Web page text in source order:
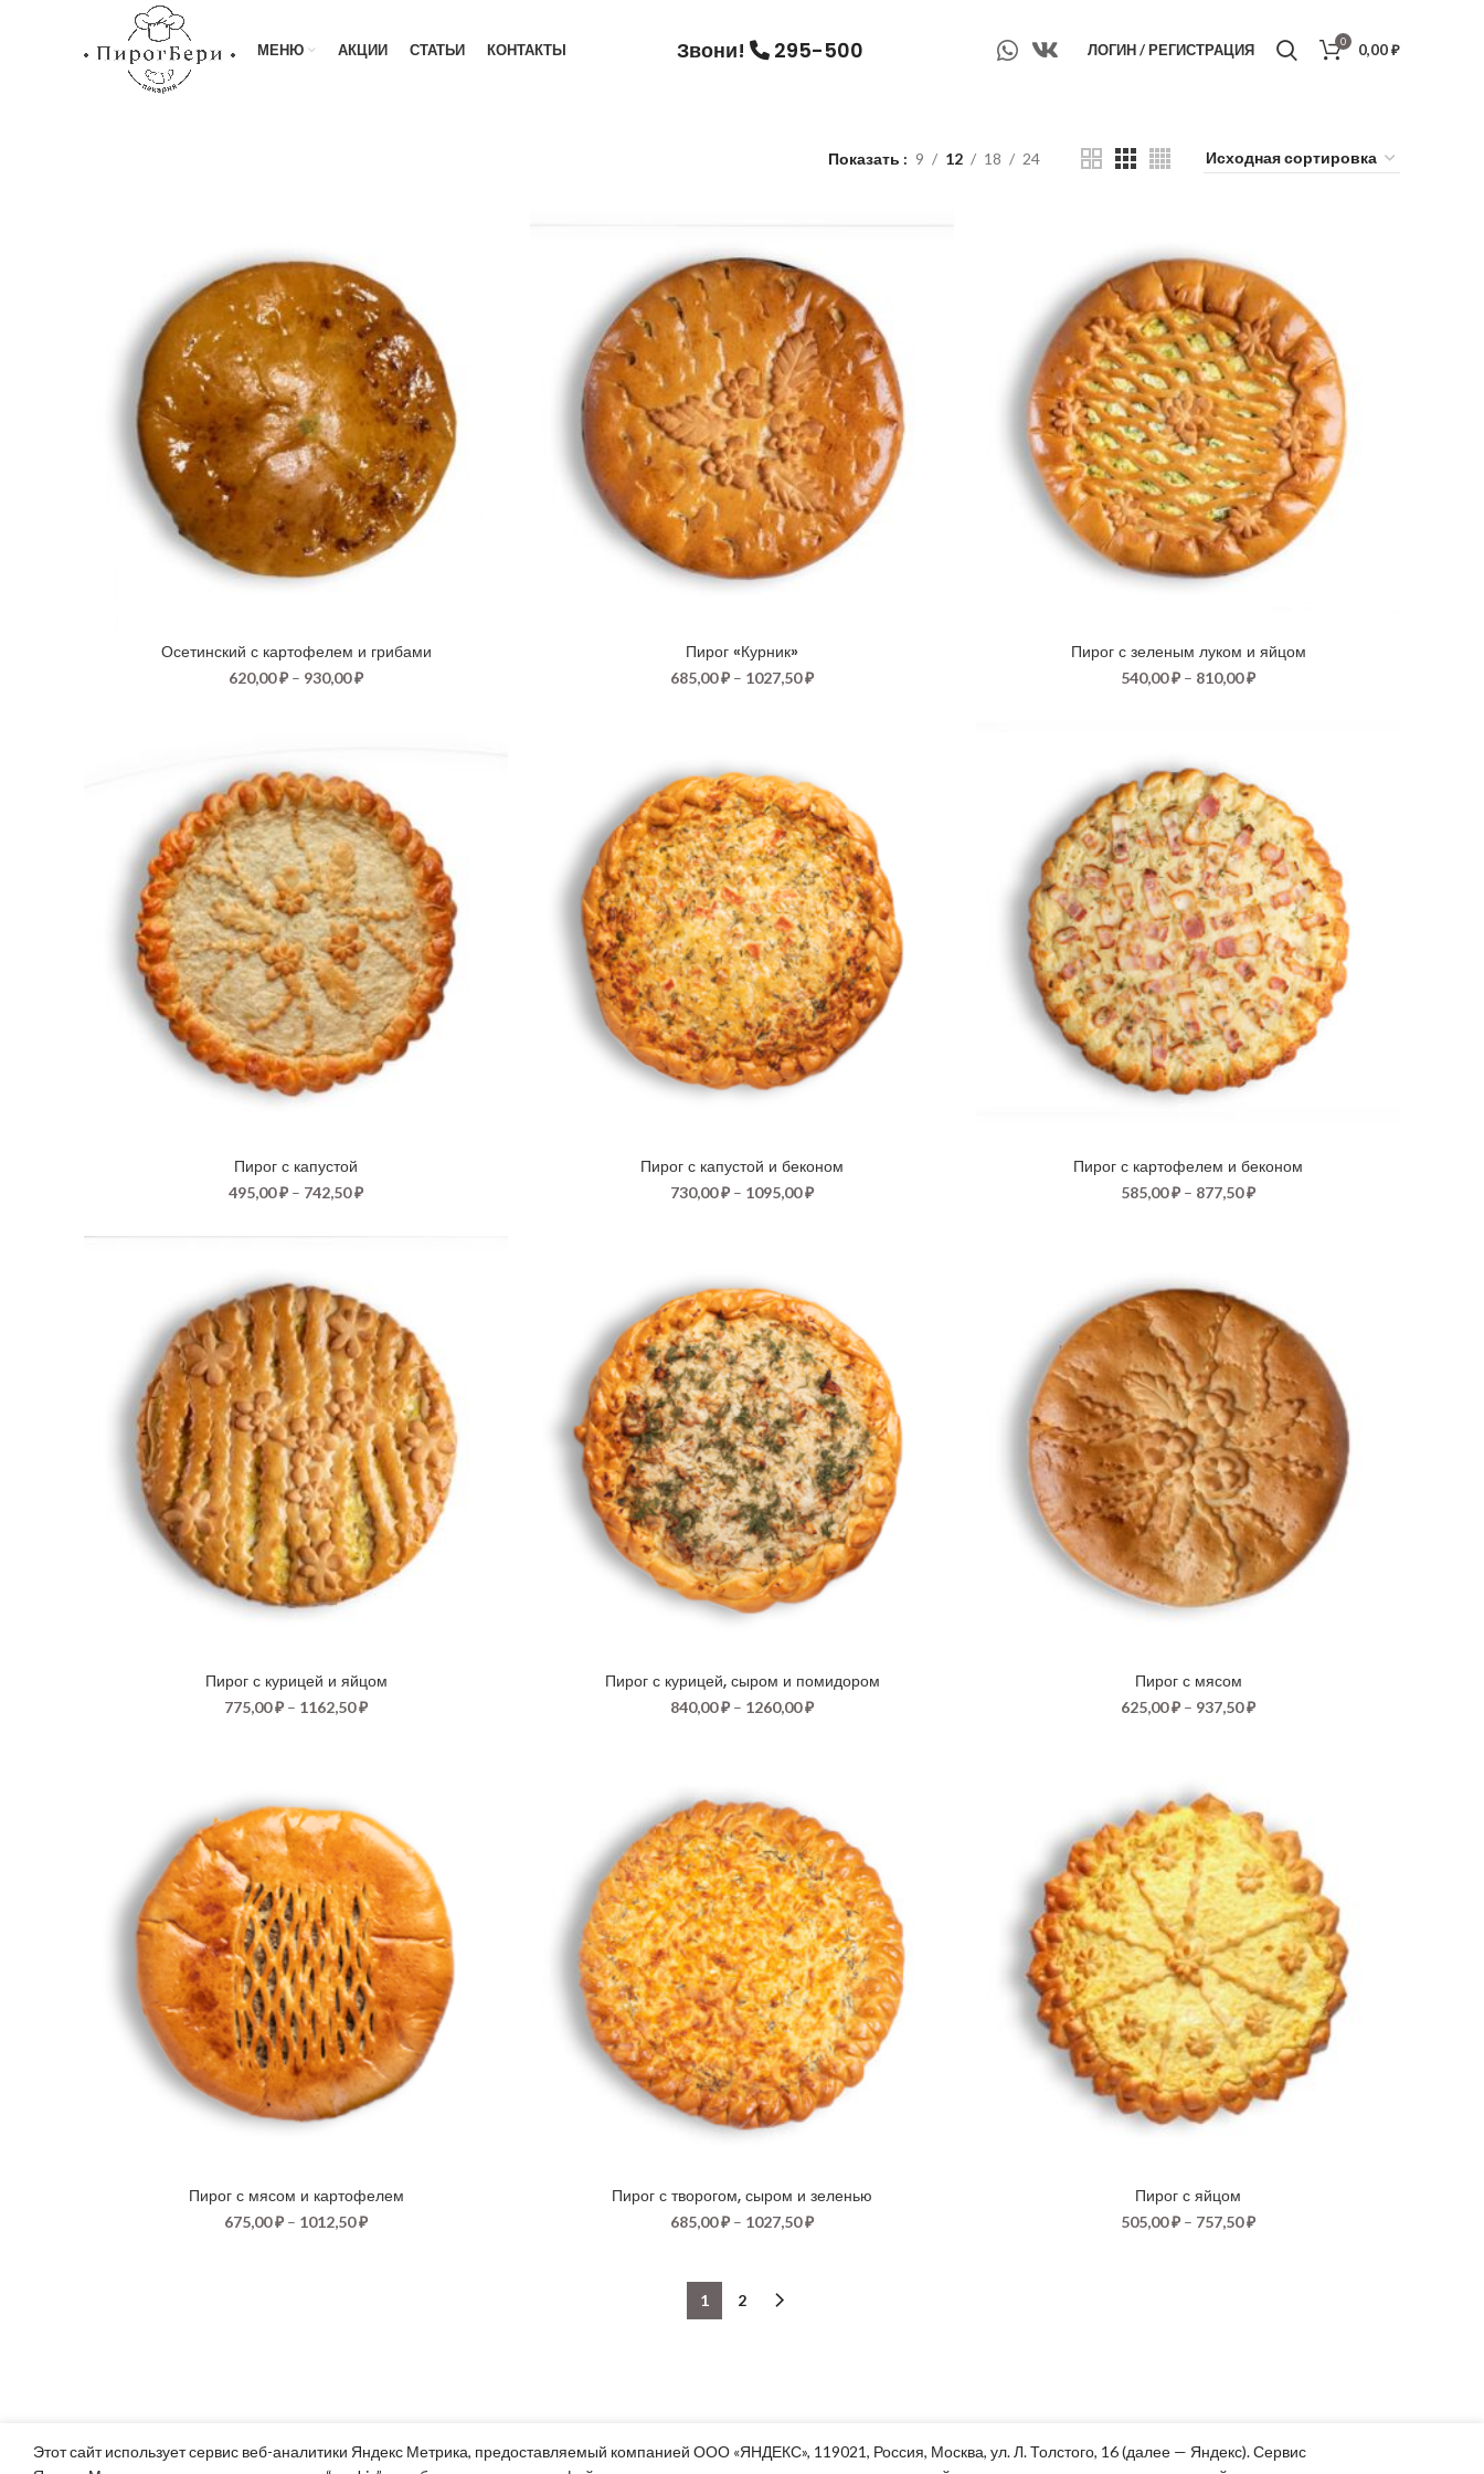
МЕНЮ АКЦИИ СТАТЬИ КОНТАКТЫ Звони! 295-500 ЛОГИН / РЕГИСТРАЦИЯ 0 0,00₽
Показать 9 12 18 24
Осетинский с картофелем и грибами
620,00₽ – 930,00₽
Пирог «Курник»
685,00₽ – 1027,50₽
Пирог с зеленым луком и яйцом
540,00₽ – 810,00₽
Пирог с капустой
495,00₽ – 742,50₽
Пирог с капустой и беконом
730,00₽ – 1095,00₽
Пирог с картофелем и беконом
585,00₽ – 877,50₽
Пирог с курицей и яйцом
775,00₽ – 1162,50₽
Пирог с курицей, сыром и помидором
840,00₽ – 1260,00₽
Пирог с мясом
625,00₽ – 937,50₽
Пирог с мясом и картофелем
675,00₽ – 1012,50₽
Пирог с творогом, сыром и зеленью
685,00₽ – 1027,50₽
Пирог с яйцом
505,00₽ – 757,50₽
1 2
Часы работы: Контакты
Этот сайт использует сервис веб-аналитики Яндекс Метрика, предоставляемый компанией ООО «ЯНДЕКС», 119021, Россия, Москва, ул. Л. Толстого, 16 (далее — Яндекс). Сервис